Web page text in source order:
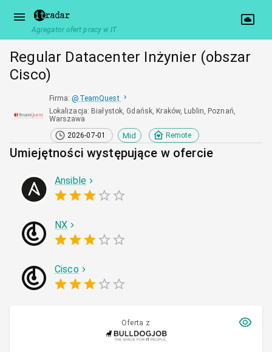
Agregator ofert pracy w IT
Regular Datacenter Inżynier (obszar
Cisco)
Firma: @ TeamQuest
Lokalizacja: Białystok, Gdańsk, Kraków, Lublin, Poznań,
Warszawa
2026-07-01
Mid Remote
Umiejętności występujące w ofercie
Ansible
NX
Cisco
Oferta z